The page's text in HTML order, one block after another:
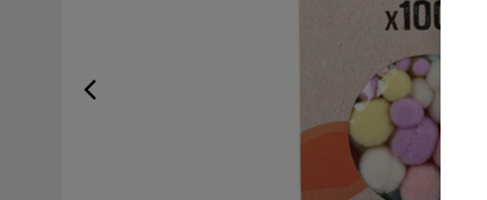
Previous